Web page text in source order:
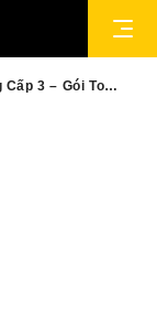
3 – Gói Toàn Diện